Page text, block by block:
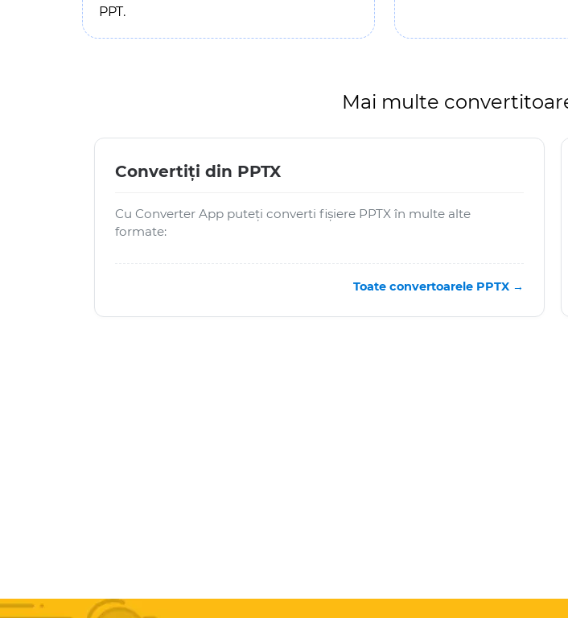
PPT.
Mai multe
Convertiți din PPTX
Cu Converter App puteți converti fișiere PPTX în multe alte
formate:
Toate convertoarele PPTX →